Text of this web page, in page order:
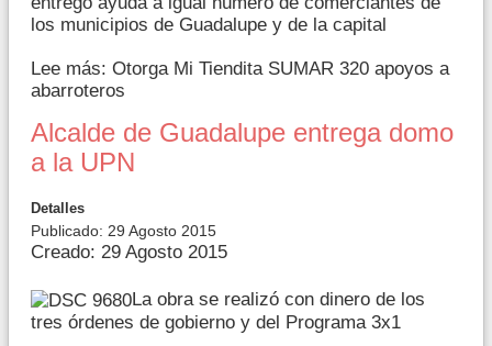
los municipios de Guadalupe y de la capital
Lee más: Otorga Mi Tiendita SUMAR 320 apoyos a
abarroteros
Alcalde de Guadalupe entrega domo
a la UPN
Detalles
Publicado: 29 Agosto 2015
Creado: 29 Agosto 2015
La obra se realizó con dinero de los
tres órdenes de gobierno y del Programa 3x1